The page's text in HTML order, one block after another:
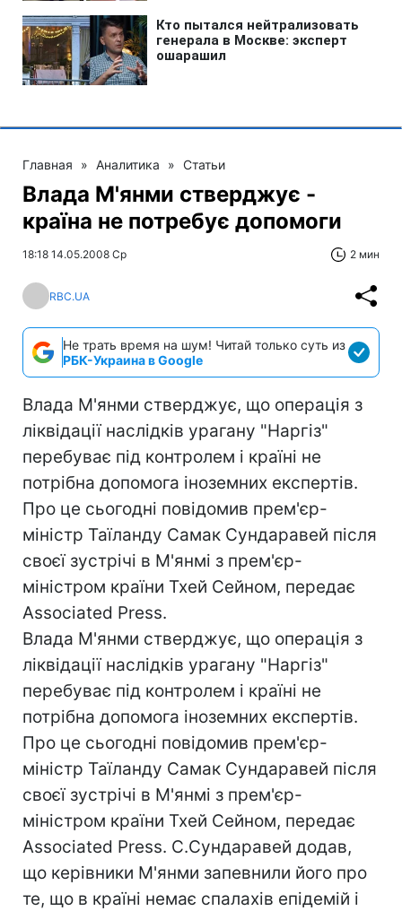
Главная » Аналитика » Статьи
Влада М'янми стверджує -
країна не потребує допомоги
18:18 14.05.2008 Ср 2 мин
RBC.UA
Не трать время на шум! Читай только суть из
РБК-Украина в Google
Влада М'янми стверджує, що операція з
ліквідації наслідків урагану "Наргіз"
перебуває під контролем і країні не
потрібна допомога іноземних експертів.
Про це сьогодні повідомив прем'єр-
міністр Таїланду Самак Сундаравей після
своєї зустрічі в М'янмі з прем'єр-
міністром країни Тхей Сейном, передає
Associated Press.
Влада М'янми стверджує, що операція з
ліквідації наслідків урагану "Наргіз"
перебуває під контролем і країні не
потрібна допомога іноземних експертів.
Про це сьогодні повідомив прем'єр-
міністр Таїланду Самак Сундаравей після
своєї зустрічі в М'янмі з прем'єр-
міністром країни Тхей Сейном, передає
Associated Press. С.Сундаравей додав,
що керівники М'янми запевнили його про
те, що в країні немає спалахів епідемій і